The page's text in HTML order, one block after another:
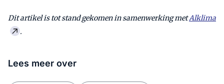
Dit artikel is tot stand gekomen in samenwerking metAlklima
.
Lees meer over